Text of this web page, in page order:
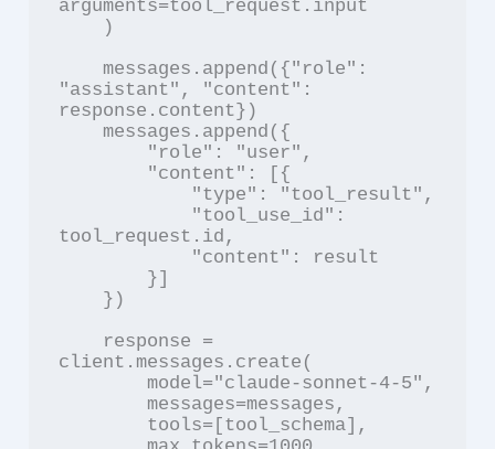
arguments=tool_request.input
"assistant", "content":
response.content})
tool_request.id,
client.messages.create(